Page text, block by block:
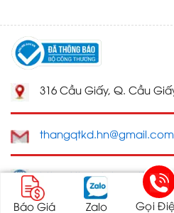
Báo Giá Zalo Gọi
316 Cầu Giấy, Q. Cầu
thangqtkd.hn@gmail.com
https://